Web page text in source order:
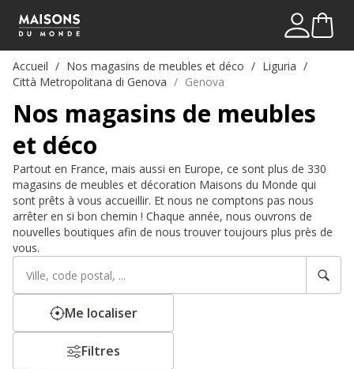
Mon
Me
Accueil Nos magasins de meubles et déco
Liguria
Città Metropolitana di Genova
Genova
Nos magasins de meubles
et déco
Partout en France, mais aussi en Europe, ce sont plus de 330
magasins de meubles et décoration Maisons du Monde qui
sont prêts à vous accueillir. Et nous ne comptons pas nous
arrêter en si bon chemin ! Chaque année, nous ouvrons de
nouvelles boutiques afin de nous trouver toujours plus près de
vous.
Rechercher
établissement
Veuillez
renseigner
adresse
Me localiser
Filtres